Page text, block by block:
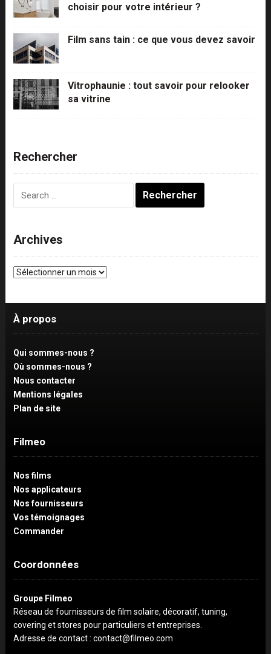
choisir pour votre intérieur ?
Film sans tain : ce que vous devez savoir
Vitrophaunie : tout savoir pour relooker
sa vitrine
Rechercher
Archives
Archives
À propos
Qui sommes-nous ?
Où sommes-nous ?
Nous contacter
Mentions légales
Plan de site
Filmeo
Nos films
Nos applicateurs
Nos fournisseurs
Vos témoignages
Commander
Coordonnées
Groupe Filmeo
Réseau de fournisseurs de film solaire, décoratif, tuning,
covering et stores pour particuliers et entreprises.
Adresse de contact : contact@filmeo.com